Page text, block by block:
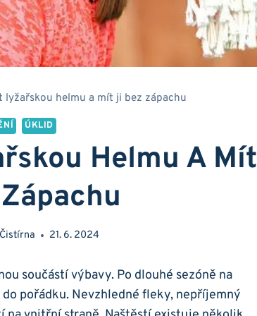
lyžařskou helmu a mít ji bez zápachu
ÚKLID
Helmu A Mít
21. 6. 2024
součástí​ výbavy. Po dlouhé ⁤sezóně na
pořádku. Nevzhledné fleky, nepříjemný